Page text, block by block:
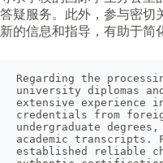
答疑服务。此外，参与密切
新的信息和指导，有助于简
Regarding the
university diplomas
extensive experience
credentials from
undergraduate
academic transcripts.
established reliable